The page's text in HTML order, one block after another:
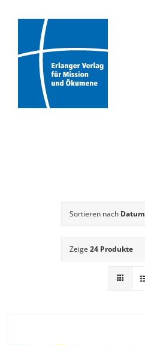
Sortieren nach Datum
Zeige 24 Produkte